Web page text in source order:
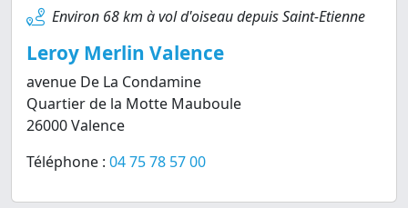
Environ 68 km à vol d'oiseau depuis Saint-Etienne
Leroy Merlin Valence
avenue De La Condamine
Quartier de la Motte Mauboule
26000 Valence
Téléphone : 04 75 78 57 00